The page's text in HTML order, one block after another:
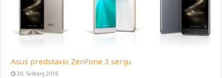
Asus predstavio ZenFone 3 seriju
30. Svibanj 2016